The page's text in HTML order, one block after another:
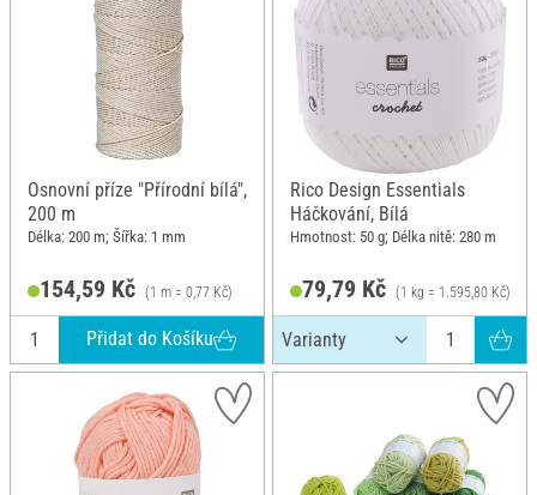
Osnovní příze "Přírodní bílá",
200 m
Délka: 200 m; Šířka: 1 mm
154,59 Kč (1 m = 0,77 Kč)
Přidat do Košíku
Rico Design Essentials
Háčkování, Bílá
Hmotnost: 50 g; Délka nitě: 280 m
79,79 Kč (1 kg = 1.595,80 Kč)